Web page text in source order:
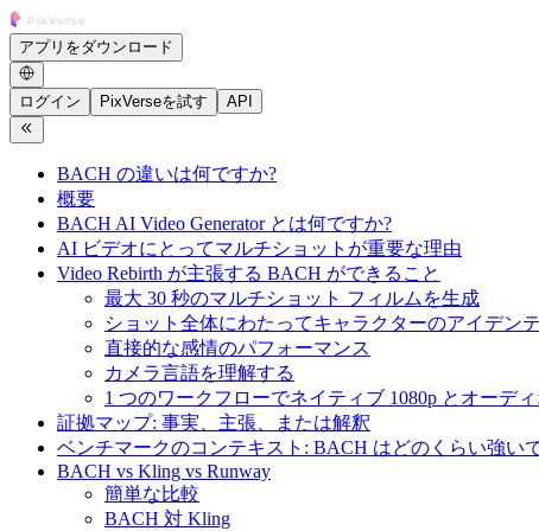
アプリをダウンロード
ログイン PixVerseを試す API
BACH の違いは何ですか?
概要
BACH AI Video Generator とは何ですか?
AI ビデオにとってマルチショットが重要な理由
Video Rebirth が主張する BACH ができること
最大 30 秒のマルチショット フィルムを生成
ショット全体にわたってキャラクターのアイデン
直接的な感情のパフォーマンス
カメラ言語を理解する
1 つのワークフローでネイティブ 1080p とオーデ
証拠マップ: 事実、主張、または解釈
ベンチマークのコンテキスト: BACH はどのくらい強い
BACH vs Kling vs Runway
簡単な比較
BACH 対 Kling